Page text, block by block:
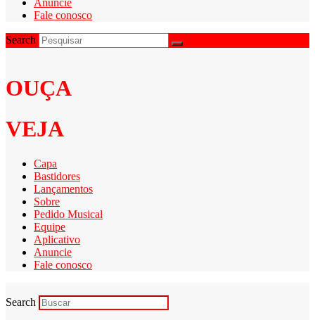
Fale conosco
Search
OUÇA
VEJA
Capa
Bastidores
Lançamentos
Sobre
Pedido Musical
Equipe
Aplicativo
Anuncie
Fale conosco
Search